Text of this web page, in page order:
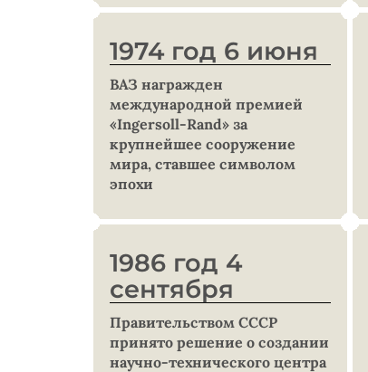
1974 год 6 июня
ВАЗ награжден
международной премией
«Ingersoll-Rand» за
крупнейшее сооружение
мира, ставшее символом
эпохи
1986 год 4
сентября
Правительством СССР
принято решение о создании
научно-технического центра